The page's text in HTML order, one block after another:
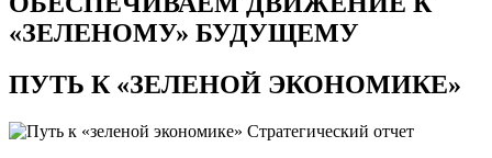
«ЗЕЛЕНОМУ» БУДУЩЕМУ
ПУТЬ К«ЗЕЛЕНОЙ ЭКОНОМИКЕ»
Стратегический отчет